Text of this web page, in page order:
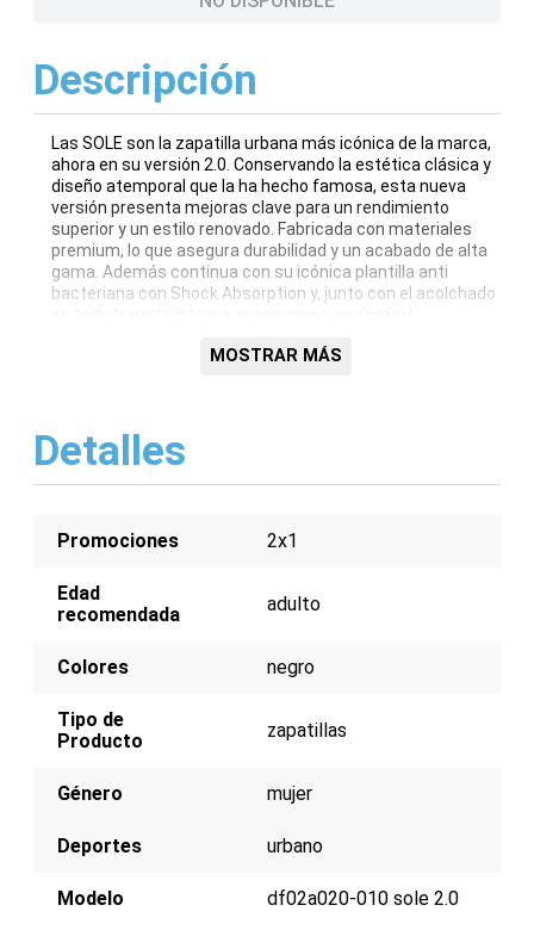
Descripción
Las SOLE son la zapatilla urbana más icónica de la marca,
ahora en su versión 2.0. Conservando la estética clásica y
diseño atemporal que la ha hecho famosa, esta nueva
versión presenta mejoras clave para un rendimiento
superior y un estilo renovado. Fabricada con materiales
premium, lo que asegura durabilidad y un acabado de alta
gama. Además continua con su icónica plantilla anti
bacteriana con Shock Absorption y, junto con el acolchado
diseño renovado con combinaciones de colores frescos y
el uso diario. Con la nueva SOLE 2.0, obtienes un calzado
urbano que destaca no solo por su estilo, sino también por
su tecnología de confort mejorada. Fabricada con
acabado de alta gama. Su planta de caucho ofrece
resistencia y tracción, asegurando durabilidad para el uso
BSORPTION de 5mm.
MOSTRAR MÁS
Detalles
Promociones 2x1
Edad
recomendada
adulto
Colores negro
Tipo de
Producto
zapatillas
Género mujer
Deportes urbano
Modelo df02a020-010 sole 2.0